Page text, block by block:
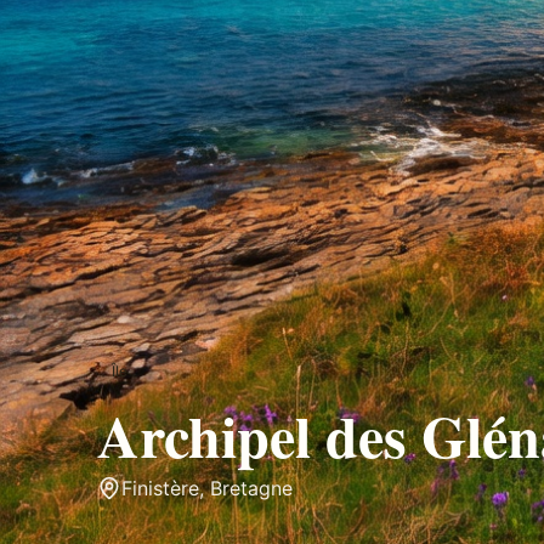
Île
Archipel des
Finistère,Bretagne